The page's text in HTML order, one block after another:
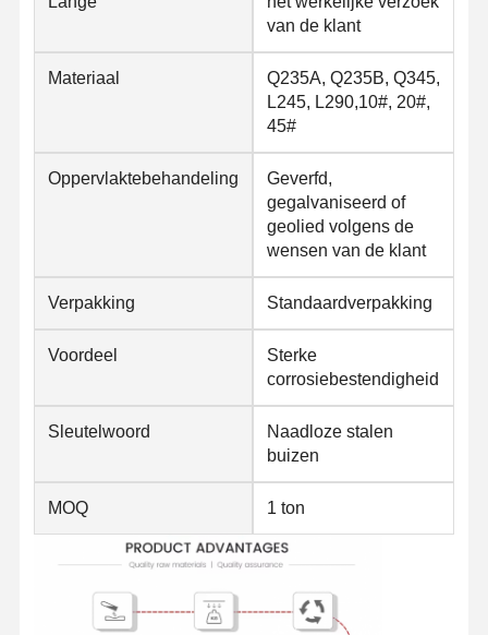
van de klant
Materiaal
Q235A, Q235B, Q345,
L245, L290,10#, 20#,
45#
Oppervlaktebehandeling
Geverfd,
gegalvaniseerd of
geolied volgens de
wensen van de klant
Verpakking Standaardverpakking
Voordeel
Sterke
corrosiebestendigheid
Sleutelwoord
Naadloze stalen
buizen
MOQ 1 ton